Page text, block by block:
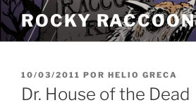
Pular
para
o
ROCKY RACCOON
PUBLICADO
EM
10/03/2011 POR HELIO GRECA
Dr. House of the Dead